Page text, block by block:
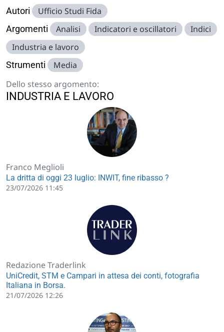
Autori Ufficio Studi Fida
Argomenti Analisi Indicatori e oscillatori
Indici
Industria e lavoro
Strumenti
Media
Dello stesso argomento:
INDUSTRIA E LAVORO
Franco Meglioli
La dritta di oggi 23 luglio: INWIT, fine ribasso ?
23/07/2026 11:45
Redazione Traderlink
UniCredit, STM e Campari in attesa dei conti, fotografia
Italiana in Borsa.
21/07/2026 12:26